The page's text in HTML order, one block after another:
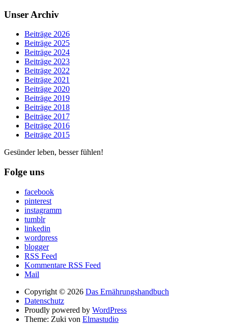
Unser Archiv
Beiträge 2026
Beiträge 2025
Beiträge 2024
Beiträge 2023
Beiträge 2022
Beiträge 2021
Beiträge 2020
Beiträge 2019
Beiträge 2018
Beiträge 2017
Beiträge 2016
Beiträge 2015
Gesünder leben, besser fühlen!
Folge uns
facebook
pinterest
instagramm
tumblr
linkedin
wordpress
blogger
RSS Feed
Kommentare RSS Feed
Mail
Copyright © 2026 Das Ernährungshandbuch
Datenschutz
Proudly powered by WordPress
Theme: Zuki von Elmastudio